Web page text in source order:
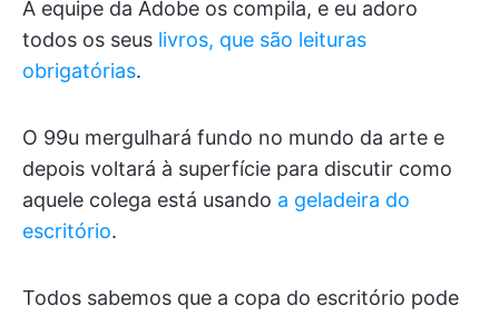
A equipe da Adobe os compila, e eu adoro
todos os seus livros, que são leituras
obrigatórias.
O 99u mergulhará fundo no mundo da arte e
depois voltará à superfície para discutir como
aquele colega está usando a geladeira do
escritório.
Todos sabemos que a copa do escritório pode